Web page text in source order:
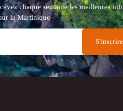
chaque semaine les meilleures
la Martinique